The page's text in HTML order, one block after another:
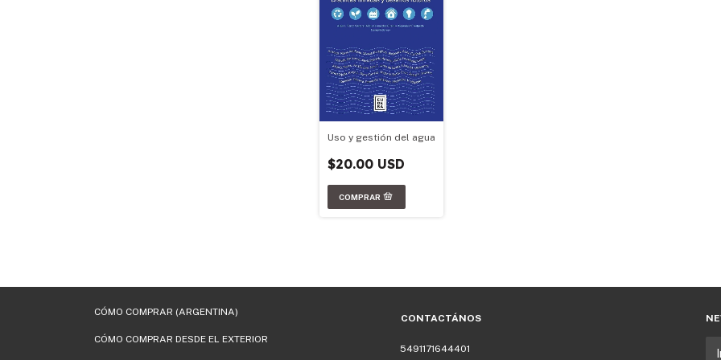
Uso y gestión del agua
$20.00 USD
CÓMO COMPRAR (ARGENTINA)
CÓMO COMPRAR DESDE EL EXTERIOR
CONTACTÁNOS
5491171644401